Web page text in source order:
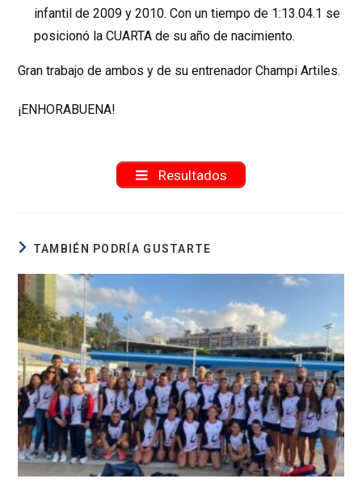
infantil de 2009 y 2010. Con un tiempo de 1:13.04.1 se
posicionó la CUARTA de su año de nacimiento.
Gran trabajo de ambos y de su entrenador Champi Artiles.
¡ENHORABUENA!
Resultados
TAMBIÉN PODRÍA GUSTARTE